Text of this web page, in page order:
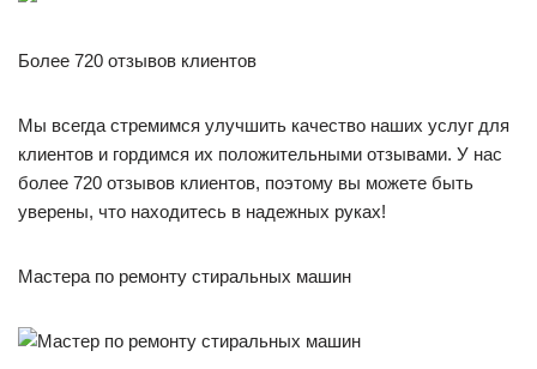
Более 720 отзывов клиентов
Мы всегда стремимся улучшить качество наших услуг для
клиентов и гордимся их положительными отзывами. У нас
более 720 отзывов клиентов, поэтому вы можете быть
уверены, что находитесь в надежных руках!
Мастера по ремонту стиральных машин